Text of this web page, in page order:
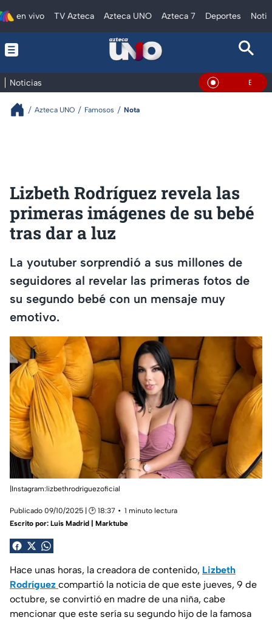
en vivo TV Azteca Azteca UNO Azteca 7 Deportes
Noticias En Vivo
Azteca UNO Famosos Nota
Lizbeth Rodríguez revela las
primeras imágenes de su bebé
tras dar a luz
La youtuber sorprendió a sus millones de
seguidores al revelar las primeras fotos de
su segundo bebé con un mensaje muy
emotivo.
|Instagram:lizbethrodriguezoficial
Publicado 09/10/2025 | 🕑 18:37
1 minuto lectura
Escrito por: Luis Madrid | Marktube
Hace unas horas, la creadora de contenido, Lizbeth
Rodríguez compartió la noticia de que este jueves, 9 de
octubre, se convirtió en madre de una niña, cabe
mencionar que este sería su segundo hijo de la famosa